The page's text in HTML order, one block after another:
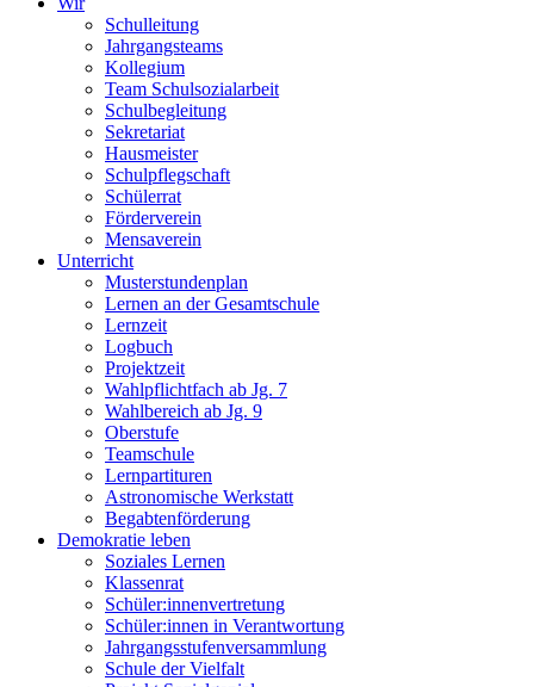
Schulleitung
Jahrgangsteams
Kollegium
Team Schulsozialarbeit
Schulbegleitung
Sekretariat
Hausmeister
Schulpflegschaft
Schülerrat
Förderverein
Mensaverein
Unterricht
Musterstundenplan
Lernen an der Gesamtschule
Lernzeit
Logbuch
Projektzeit
Wahlpflichtfach ab Jg. 7
Wahlbereich ab Jg. 9
Oberstufe
Teamschule
Lernpartituren
Astronomische Werkstatt
Begabtenförderung
Demokratie leben
Soziales Lernen
Klassenrat
Schüler:innenvertretung
Schüler:innen in Verantwortung
Jahrgangsstufenversammlung
Schule der Vielfalt